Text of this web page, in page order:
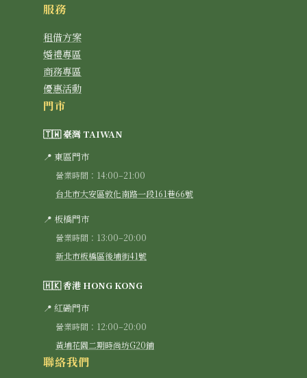
服務
租借方案
婚禮專區
商務專區
優惠活動
門市
🇹🇼 臺灣 TAIWAN
📍 東區門市
營業時間：14:00–21:00
台北市大安區敦化南路一段161巷66號
📍 板橋門市
營業時間：13:00–20:00
新北市板橋區後埔街41號
🇭🇰 香港 HONG KONG
📍 紅磡門市
營業時間：12:00–20:00
黃埔花園二期時尚坊G20鋪
聯絡我們